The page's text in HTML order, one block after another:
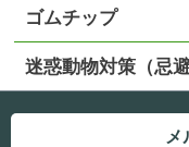
ゴムチップ
迷惑動物対策（忌避
メ